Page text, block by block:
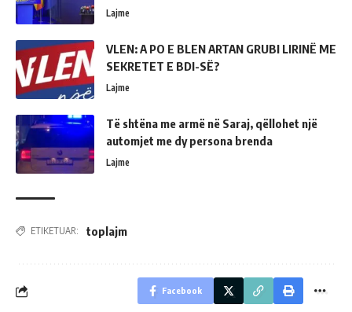
Lajme
VLEN: A PO E BLEN ARTAN GRUBI LIRINË ME
SEKRETET E BDI-SË?
Lajme
Të shtëna me armë në Saraj, qëllohet një
automjet me dy persona brenda
Lajme
ETIKETUAR: toplajm
Facebook